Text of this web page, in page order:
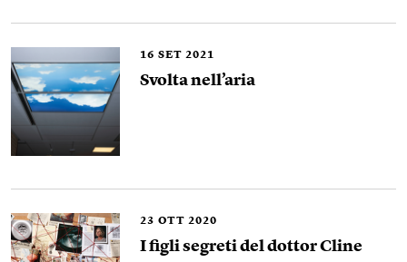
16 SET 2021
Svolta nell’aria
23 OTT 2020
I figli segreti del dottor Cline